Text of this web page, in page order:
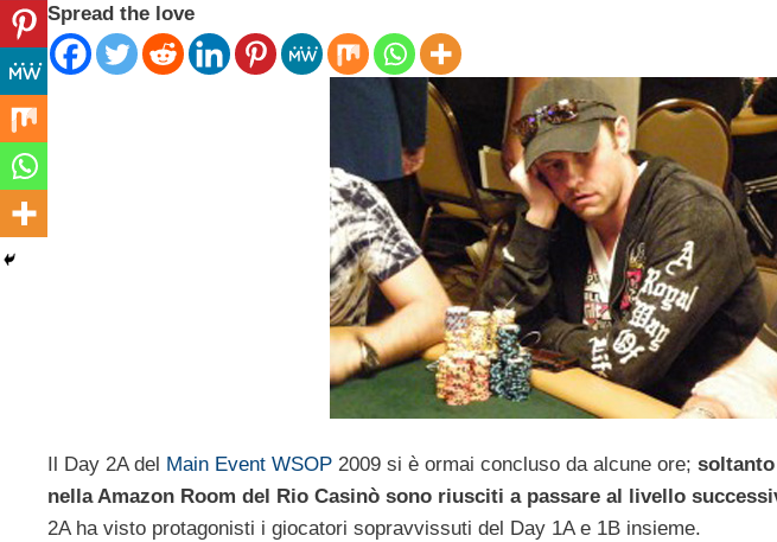
Spread the love
Il Day 2A del Main Event WSOP 2009 si è ormai concluso da alcune ore; soltanto
nella Amazon Room del Rio Casinò sono riusciti a passare al livello
2A ha visto protagonisti i giocatori sopravvissuti del Day 1A e 1B insieme.